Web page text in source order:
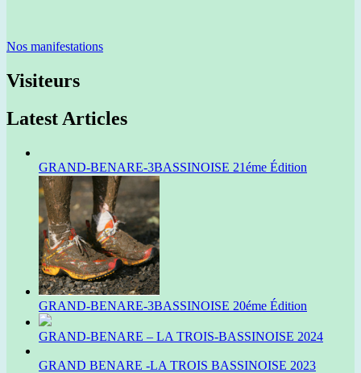
Nos manifestations
Visiteurs
Latest Articles
GRAND-BENARE-3BASSINOISE 21éme Édition
GRAND-BENARE-3BASSINOISE 20éme Édition
GRAND-BENARE – LA TROIS-BASSINOISE 2024
GRAND BENARE -LA TROIS BASSINOISE 2023